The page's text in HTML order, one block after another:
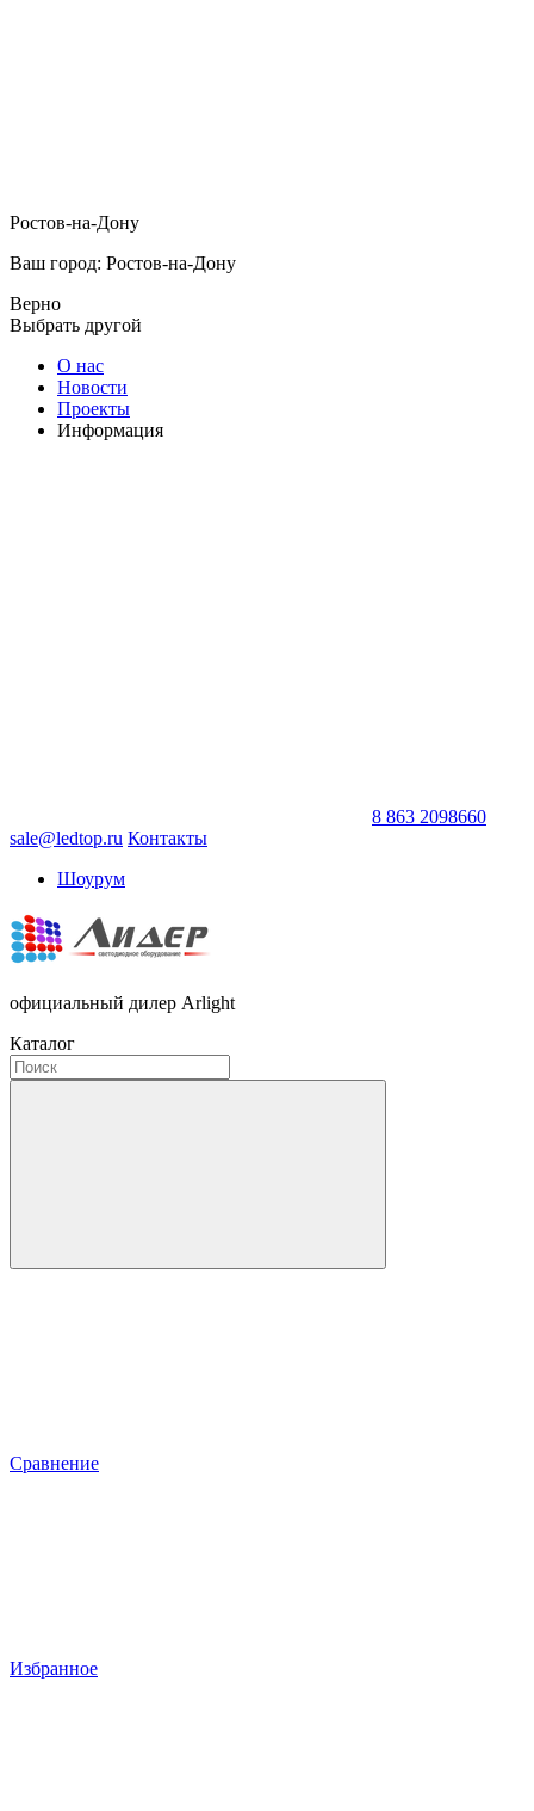
Ростов-на-Дону
Ваш город: Ростов-на-Дону
Верно
Выбрать другой
О нас
Новости
Проекты
Информация
8 863 2098660
sale@ledtop.ru Контакты
Шоурум
официальный дилер Arlight
Каталог
Сравнение
Избранное